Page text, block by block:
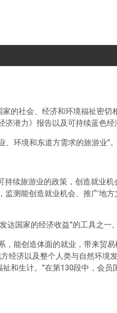
的社会、经济和环境福祉密切
潜力》报告以及可持续蓝色经
、环境和东道方需求的旅游业”。
持续旅游业的政策，创造就业
监测能创造就业机会、推广地
达国家的经济收益”的工具之一。
，能创造体面的就业，带来贸
经济以及整个人类与自然环境
和生计。 ”在第130段中，会员